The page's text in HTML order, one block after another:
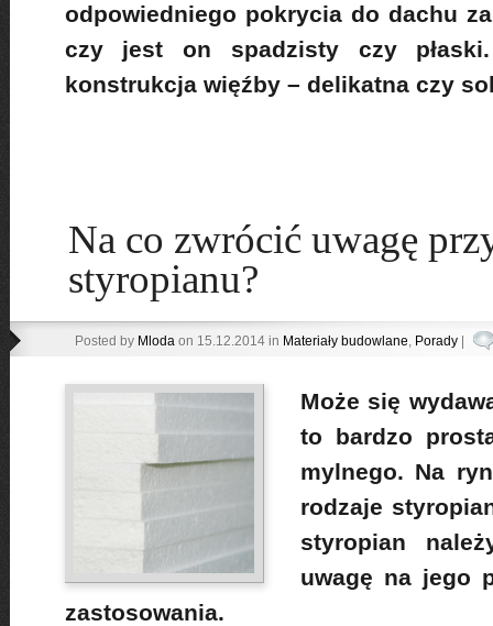
odpowiedniego pokrycia do dachu
czy jest on spadzisty czy
konstrukcja więźby – delikatna czy
Na co zwrócić uwagę
styropianu?
Posted by Mlodaon 15.12.2014 in Materiały budowlane, Porady|
Może się
to bardzo
mylnego. Na
rodzaje
styropian
uwagę na jego
zastosowania.